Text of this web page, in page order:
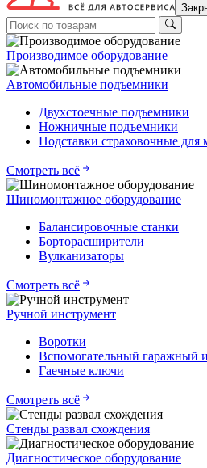
Производимое оборудование
Автомобильные подъемники
Двухстоечные подъемники
Ножничные подъемники
Подставки страховочные для
Смотреть всё
Шиномонтажное оборудование
Балансировочные станки
Борторасширители
Вулканизаторы
Смотреть всё
Ручной инструмент
Воротки
Вспомогательный гаражный
Гаечные ключи
Смотреть всё
Стенды развал схождения
Диагностическое оборудование